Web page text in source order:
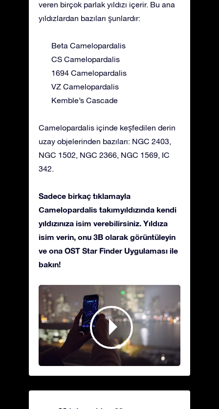
veren birçok parlak yıldızı içerir. Bu ana
yıldızlardan bazıları şunlardır:
Beta Camelopardalis
CS Camelopardalis
1694 Camelopardalis
VZ Camelopardalis
Kemble’s Cascade
Camelopardalis içinde keşfedilen derin
uzay objelerinden bazıları: NGC 2403,
NGC 1502, NGC 2366, NGC 1569, IC
342.
Sadece birkaç tıklamayla
Camelopardalis takımyıldızında kendi
yıldızınıza isim verebilirsiniz. Yıldıza
isim verin, onu 3B olarak görüntüleyin
ve ona OST Star Finder Uygulaması ile
bakın!